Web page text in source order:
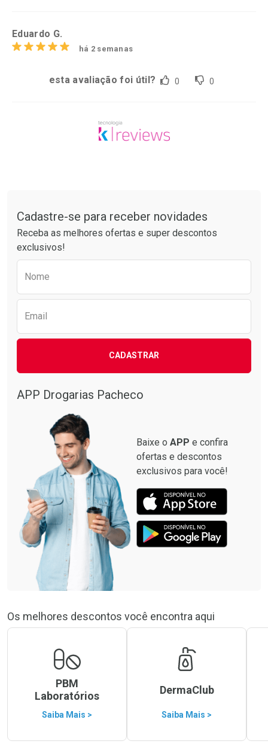
Eduardo G.
há 2 semanas
esta avaliação foi útil? 0 0
Cadastre-se para receber novidades
Receba as melhores ofertas e super descontos
exclusivos!
Nome
Email
CADASTRAR
APP Drogarias Pacheco
Baixe o APP e confira
ofertas e descontos
exclusivos para você!
Os melhores descontos você encontra aqui
PBM
Laboratórios
Saiba Mais >
DermaClub
Saiba Mais >